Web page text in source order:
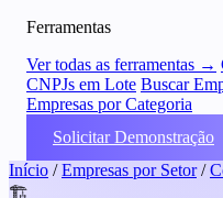
Ferramentas
Ver todas as ferramentas →
CNPJs em Lote Buscar
Empresas por Categoria
Solicitar Demonstração
Início / Empresas por Setor /
🏗️